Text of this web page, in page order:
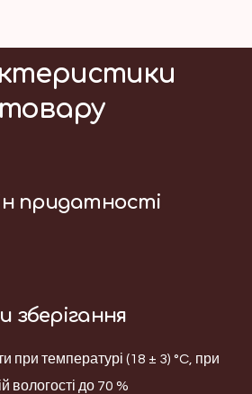
товару
придатності
зберігання
при температурі (18 ± 3) °C, при
вологості до 70 %